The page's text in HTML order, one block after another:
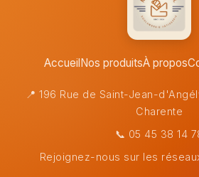
AccueilNos produitsÀ propos
📍 196 Rue de Saint-Jean-
Charente
📞 05 45 38 14
Rejoignez-nous sur les